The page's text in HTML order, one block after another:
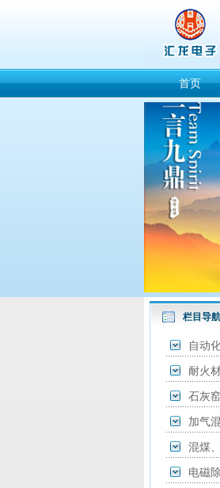
首页
栏目导航
自动
耐火
石灰
加气
混煤
电磁